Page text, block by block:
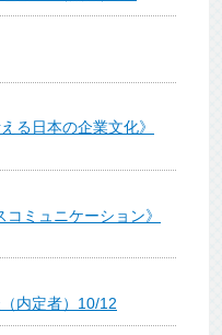
る日本の企業文化》
ミュニケーション》
内定者）10/12